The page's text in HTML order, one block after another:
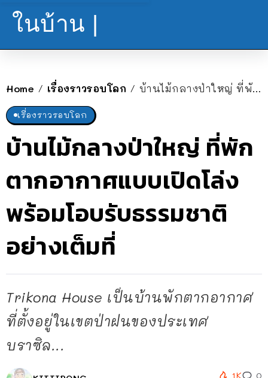
ในบ้าน |
Home / เรื่องราวรอบโลก / บ้านไม้กลางป่าใหญ่ ที่พักตากอากาศแบบเปิดโล่ง พร้อมโอบรับธรรมชาติอย่างเต็มที่
เรื่องราวรอบโลก
บ้านไม้กลางป่าใหญ่ ที่พัก
ตากอากาศแบบเปิดโล่ง
พร้อมโอบรับธรรมชาติ
อย่างเต็มที่
Trikona House เป็นบ้านพักตากอากาศ
ที่ตั้งอยู่ในเขตป่าฝนของประเทศ
บราซิล...
1K 0